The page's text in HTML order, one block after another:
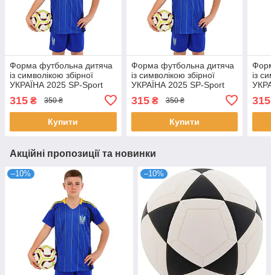
Форма футбольна дитяча
із символікою збірної
УКРАЇНА 2025 SP-Sport
CO-4671 28, зріст 145-150
Синій
315 ₴ 350 ₴
Купити
Форма футбольна дитяча
із символікою збірної
УКРАЇНА 2025 SP-Sport
CO-4671 22, зріст 125-130
Синій
315₴ 350 ₴
Купити
із
315
Акційні пропозиції та новинки
–10% –10%